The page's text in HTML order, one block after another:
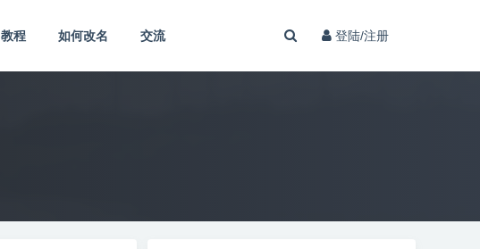
教程 如何改名 交流 登陆/注册